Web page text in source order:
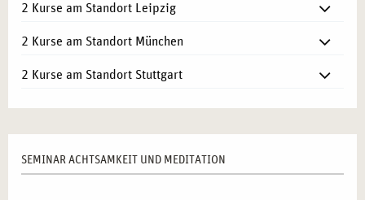
2 Kurse am Standort Leipzig
2 Kurse am Standort München
2 Kurse am Standort Stuttgart
SEMINAR ACHTSAMKEIT UND MEDITATION